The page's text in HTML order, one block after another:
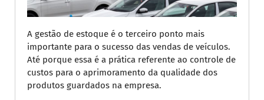
A gestão de estoque é o terceiro ponto mais
importante para o sucesso das vendas de veículos.
Até porque essa é a prática referente ao controle de
custos para o aprimoramento da qualidade dos
produtos guardados na empresa.